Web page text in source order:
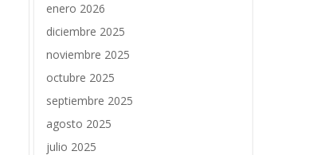
enero 2026
diciembre 2025
noviembre 2025
octubre 2025
septiembre 2025
agosto 2025
julio 2025